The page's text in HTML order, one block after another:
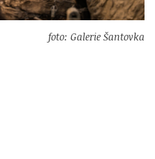
foto: Galerie Šantovka